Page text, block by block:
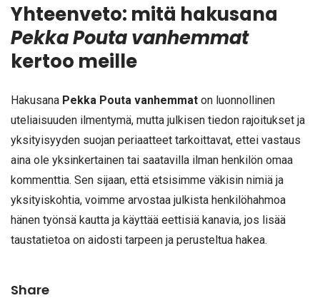
Yhteenveto: mitä hakusana
Pekka Pouta vanhemmat
kertoo meille
Hakusana Pekka Pouta vanhemmat on luonnollinen
uteliaisuuden ilmentymä, mutta julkisen tiedon rajoitukset ja
yksityisyyden suojan periaatteet tarkoittavat, ettei vastaus
aina ole yksinkertainen tai saatavilla ilman henkilön omaa
kommenttia. Sen sijaan, että etsisimme väkisin nimiä ja
yksityiskohtia, voimme arvostaa julkista henkilöhahmoa
hänen työnsä kautta ja käyttää eettisiä kanavia, jos lisää
taustatietoa on aidosti tarpeen ja perusteltua hakea.
Share